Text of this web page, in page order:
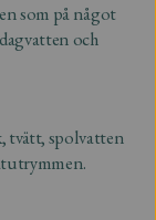
som på något
och
tvätt, spolvatten